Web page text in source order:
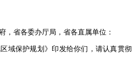
，省各委办厅局，省各直属单位：
保护规划》印发给你们，请认真贯彻